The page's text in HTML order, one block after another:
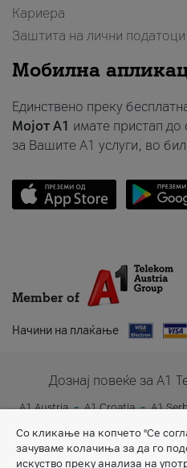
Кариера
Заштита на лични податоци
Мобилна
Единствено преку
Мојот A1 имате пристап
за Вашите A1 услуги, во
Member of
Начини на плаќање
Дознај повеќе за A1
A1 Austria A1 Croatia A1
Со кликање на копчето "Се
зачуваме колачиња за да го
искуство преку анализа на